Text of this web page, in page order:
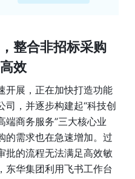
整合非招标采购
效
开展，正在加快打造功能
司，并逐步构建起“科技创
端商务服务”三大核心业
的需求也在急速增加。过
批的流程无法满足高效敏
东华集团利用飞书工作台